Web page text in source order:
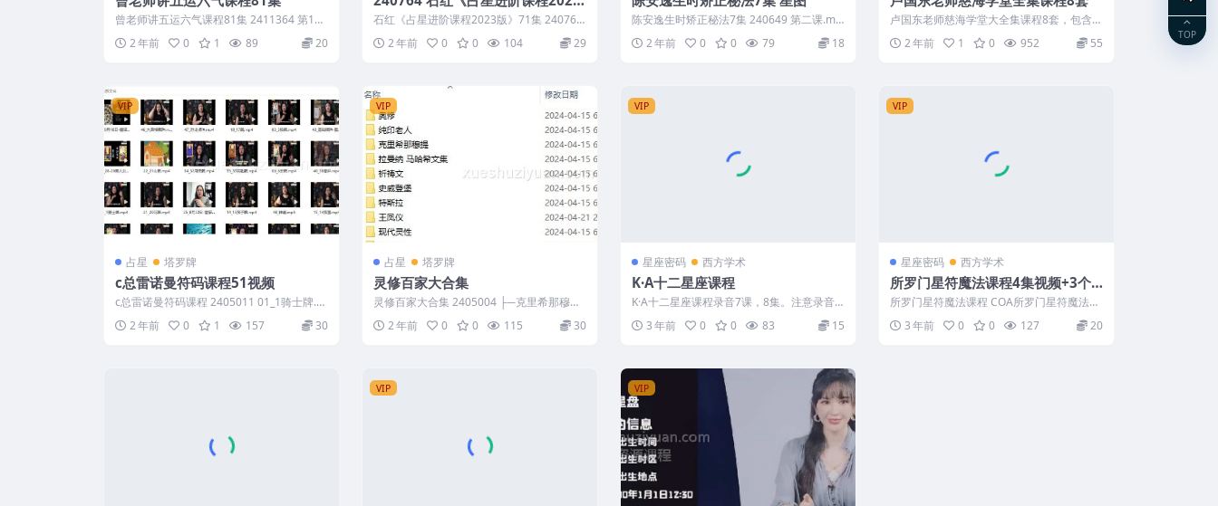
曾老师讲五运六气课程81集 2411364 第10
集曾老师精品课程五运六气之八卦...
2 年前 0 1 89 20
版》71集
石红《占星进阶课程2023版》71集 240764
01、1认识占星是什么？.m...
2 年前 0 0 104 29
陈安逸生时矫正秘法7集 240649 第二课.mp
4 第六节.mp4 第三课.m...
2 年前 0 0 79 18
卢国东老师慈海学堂大全集课程8套，包含视
频，录音和资料等。本合集八套，视频容量
较...2 年前 1 0 952 55
VIP
占星 塔罗牌
c总雷诺曼符码课程51视频
c总雷诺曼符码课程 2405011 01_1骑士牌.m
p4 02_2四叶草.mp...
2 年前 0 1 157 30
VIP
占星 塔罗牌
灵修百家大合集
灵修百家大合集 2405004 ├─克里希那穆提
│ │ [与爱同在].克里希那...
2 年前 0 0 115 30
VIP
星座密码 西方学术
K·A十二星座课程
K·A十二星座课程录音7课，8集。注意录音
无法直接分享，已经进行了二次压缩，需
要...3 年前 0 0 83 15
VIP
星座密码 西方学术
所罗门星符魔法课程4集视频+3个
文档
所罗门星符魔法课程 COA所罗门星符魔法课
程4集视频+3个文档pdf Y2308...
3 年前 0 0 127 20
VIP VIP
TOP